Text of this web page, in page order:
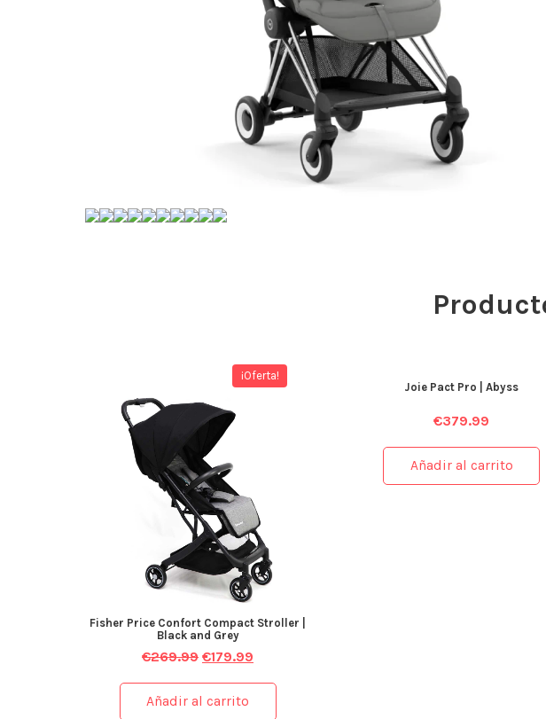
¡Oferta!
Fisher Price Confort Compact Stroller |
Black and Grey
€269.99 €179.99
Añadir al carrito
Joie Pact Pro | Abyss
€379.99
Añadir al carrito